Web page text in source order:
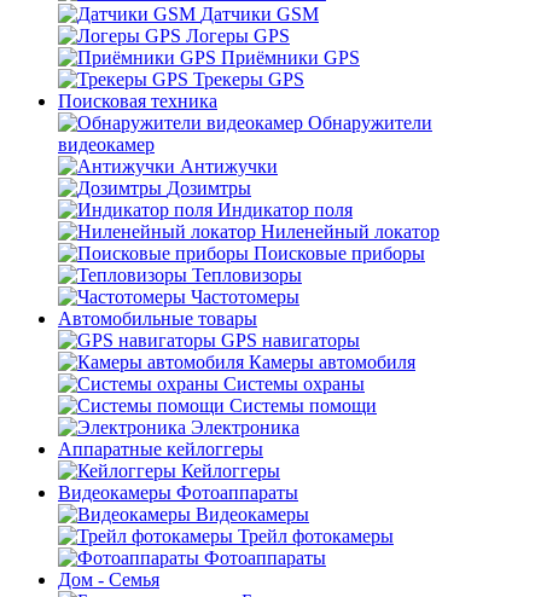
Датчики GSM
Логеры GPS
Приёмники GPS
Трекеры GPS
Поисковая техника
Обнаружители
видеокамер
Антижучки
Дозимтры
Индикатор поля
Ниленейный локатор
Поисковые приборы
Тепловизоры
Частотомеры
Автомобильные товары
GPS навигаторы
Камеры автомобиля
Системы охраны
Системы помощи
Электроника
Аппаратные кейлоггеры
Кейлоггеры
Видеокамеры Фотоаппараты
Видеокамеры
Трейл фотокамеры
Фотоаппараты
Дом - Семья